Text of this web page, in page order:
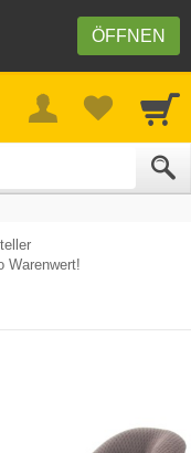
ÖFFNEN
Warenwert!